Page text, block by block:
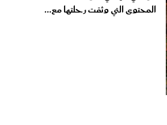
المحتوى التي وثقت رحلتها مع...